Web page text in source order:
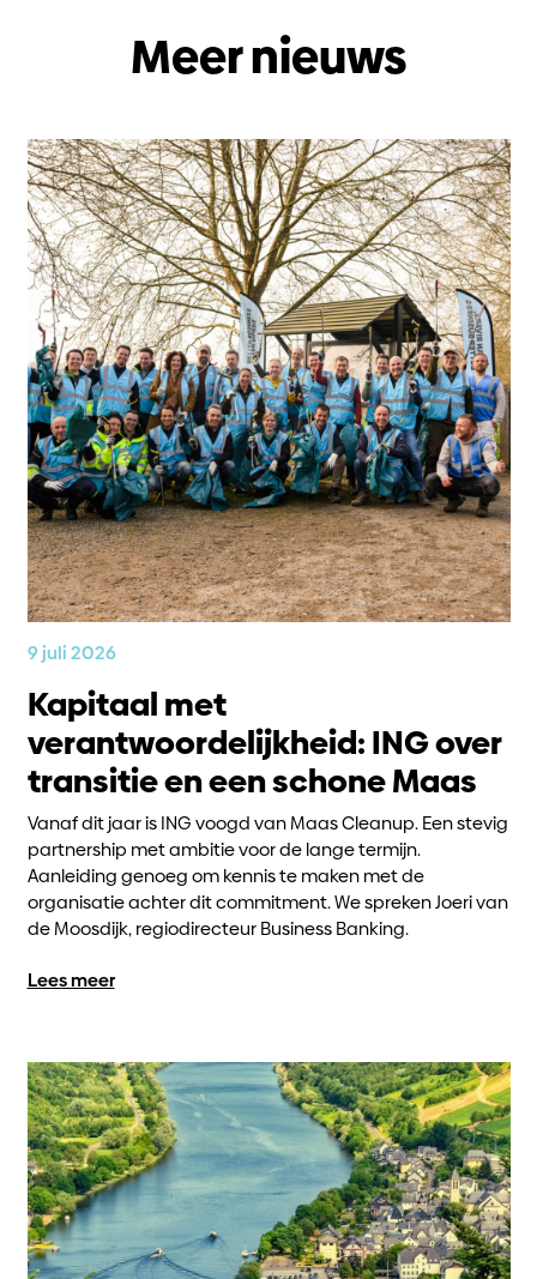
Meer nieuws
9 juli 2026
Kapitaal met
verantwoordelijkheid: ING over
transitie en een schone Maas
Vanaf dit jaar is ING voogd van Maas Cleanup. Een stevig
partnership met ambitie voor de lange termijn.
Aanleiding genoeg om kennis te maken met de
organisatie achter dit commitment. We spreken Joeri van
de Moosdijk, regiodirecteur Business Banking.
Lees meer